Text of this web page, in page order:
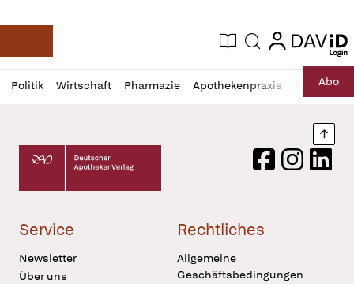
Deutsche Apotheker Zeitung
Aktuelle Ausgabe
Suche login
login
Politik Wirtschaft Pharmazie Apothekenpraxis RechtAbo
Profil
öffnen
Daz
Pur
Deutscher Apotheker Verlag Logo
FacebookInstagram
Service
Newsletter
Über uns
Rechtliches
Allgemeine
Geschäftsbedingungen